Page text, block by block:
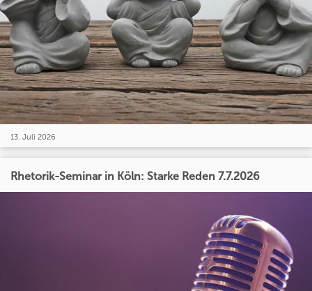
13. Juli 2026
Rhetorik-Seminar in Köln: Starke Reden 7.7.2026